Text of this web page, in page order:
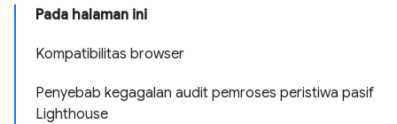
Pada halaman ini
Kompatibilitas browser
Penyebab kegagalan audit pemroses peristiwa pasif
Lighthouse